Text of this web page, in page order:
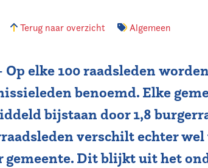
Terug naar overzicht Algemeen
elke 100 raadsleden
benoemd. Elke
bijstaan door 1,8
verschilt echter
Dit blijkt uit het